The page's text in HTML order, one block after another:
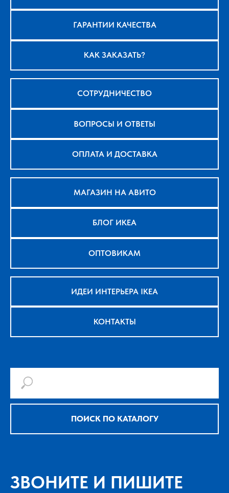
ГАРАНТИИ КАЧЕСТВА
КАК ЗАКАЗАТЬ?
СОТРУДНИЧЕСТВО
ВОПРОСЫ И ОТВЕТЫ
ОПЛАТА И ДОСТАВКА
МАГАЗИН НА АВИТО
БЛОГ ИКЕА
ОПТОВИКАМ
ИДЕИ ИНТЕРЬЕРА IKEA
КОНТАКТЫ
ПОИСК ПО КАТАЛОГУ
ЗВОНИТЕ И ПИШИТЕ